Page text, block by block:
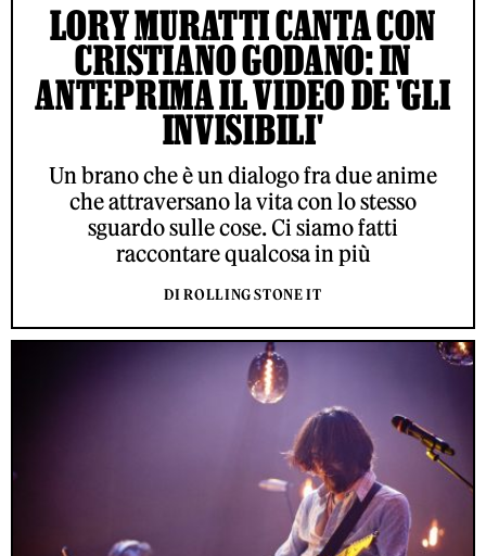
LORY MURATTI CANTA CON
CRISTIANO GODANO: IN
ANTEPRIMA IL VIDEO DE 'GLI
INVISIBILI'
Un brano che è un dialogo fra due anime
che attraversano la vita con lo stesso
sguardo sulle cose. Ci siamo fatti
raccontare qualcosa in più
DI ROLLING STONE IT